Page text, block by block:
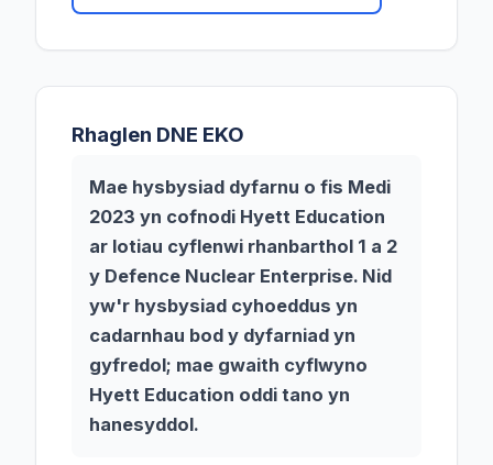
Rhaglen DNE EKO
Mae hysbysiad dyfarnu o fis Medi
2023 yn cofnodi Hyett Education
ar lotiau cyflenwi rhanbarthol 1 a 2
y Defence Nuclear Enterprise. Nid
yw'r hysbysiad cyhoeddus yn
cadarnhau bod y dyfarniad yn
gyfredol; mae gwaith cyflwyno
Hyett Education oddi tano yn
hanesyddol.